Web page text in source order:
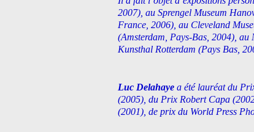
2007), au Sprengel Museum
France, 2006), au Cleveland
(Amsterdam, Pays-Bas, 2004),
Kunsthal Rotterdam (Pays Bas,
Luc Delahaye a été lauréat du
(2005), du Prix Robert Capa
(2001), de prix du World Press